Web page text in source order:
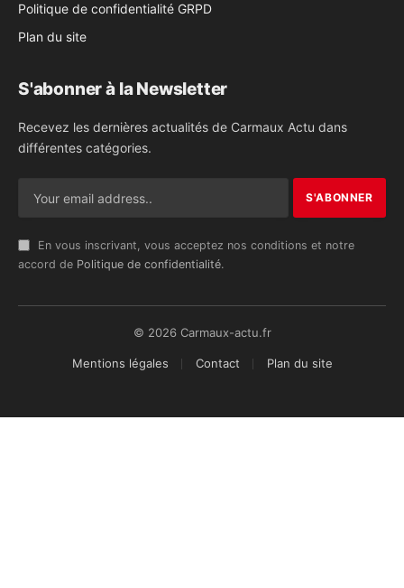
Politique de confidentialité GRPD
Plan du site
S'abonner à la Newsletter
Recevez les dernières actualités de Carmaux Actu dans
différentes catégories.
En vous inscrivant, vous acceptez nos conditions et notre
accord de Politique de confidentialité.
© 2026 Carmaux-actu.fr
Mentions légales Contact Plan du site